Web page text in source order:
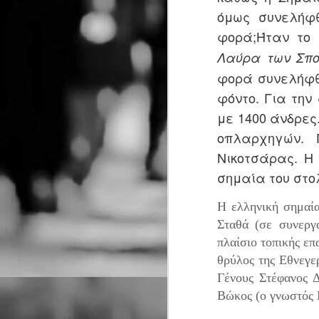
όμως
φορά;Ήταν το
Λαύρα των
φορά
φόντο. Για την
με 1400
οπλαρχηγών.
Νικοτσάρας.
σημαία του
Η ελληνική
Σταθά (σε
πλαίσιο τοπικής
θρύλος της
Γένους Στέφανος
Βώκος (ο γνωστός
Ντέιβιντ Τρίστραμ, «Ο
Επιθεωρητής Ντρέικ και η
Μαύρη Χήρα».
Ο
Η